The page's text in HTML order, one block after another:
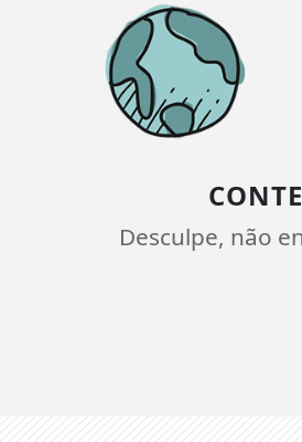
Desculpe, não